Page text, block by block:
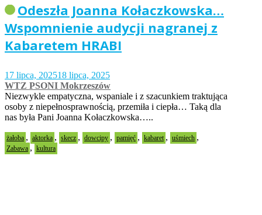
Odeszła Joanna Kołaczkowska…
Wspomnienie audycji nagranej z
Kabaretem HRABI
17 lipca, 202518 lipca, 2025
WTZ PSONI Mokrzeszów
Niezwykle empatyczna, wspaniale i z szacunkiem traktująca
osoby z niepełnosprawnością, przemiła i ciepła… Taką dla
nas była Pani Joanna Kołaczkowska…..
żałoba , aktorka , skecz , dowcipy , pamięć , kabaret , uśmiech ,
Zabawa , kultura